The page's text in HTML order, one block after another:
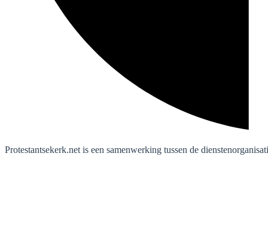
Protestantsekerk.net is een samenwerking tussen de